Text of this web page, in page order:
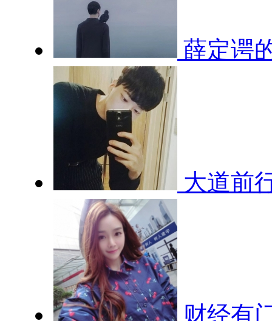
薛定谔
大道前
财经有